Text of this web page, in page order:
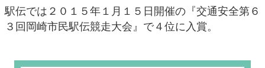
駅伝では２０１５年１月１５日開催の『交通安全第６
３回岡崎市民駅伝競走大会』で４位に入賞。